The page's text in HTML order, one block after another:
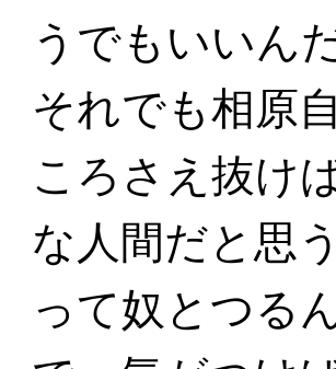
うでもいいん
それでも相原
ころさえ抜け
な人間だと思
って奴とつる